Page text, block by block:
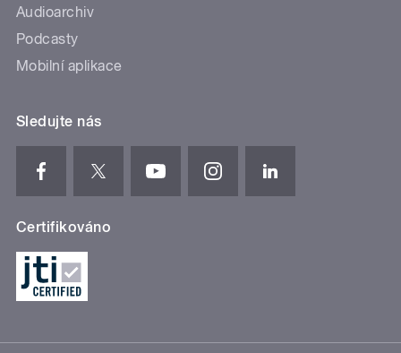
Audioarchiv
Podcasty
Mobilní aplikace
Sledujte nás
Certifikováno